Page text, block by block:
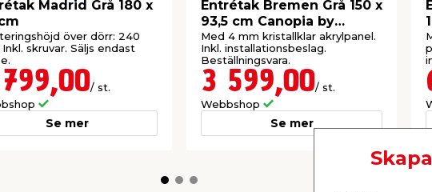
Madrid Grå 180 x
över dörr: 240
skruvar. Säljs endast
/ st.
Se mer
Entrétak Bremen Grå 150 x
93,5 cm Canopia by
Palram
Med 4 mm kristallklar akrylpanel.
Inkl. installationsbeslag.
Beställningsvara.
3 599,00/ st.
Webbshop
Se mer